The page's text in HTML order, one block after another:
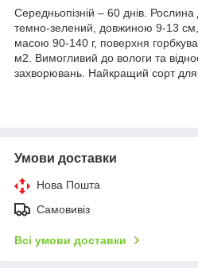
Середньопізній – 60 днів. Рослина
темно-зелений, довжиною 9-13
масою 90-140 г, поверхня
м2. Вимогливий до вологи та
захворювань. Найкращий сорт для
Умови доставки
Нова Пошта
Самовивіз
Всі умови доставки